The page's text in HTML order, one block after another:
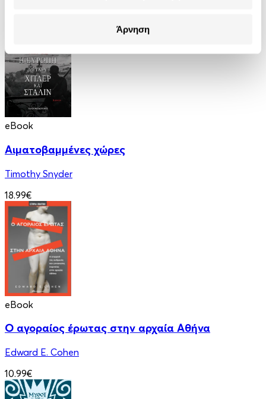
Άρνηση
eBook
Αιματοβαμμένες χώρες
Timothy Snyder
18.99€
eBook
Ο αγοραίος έρωτας στην αρχαία Αθήνα
Edward E. Cohen
10.99€